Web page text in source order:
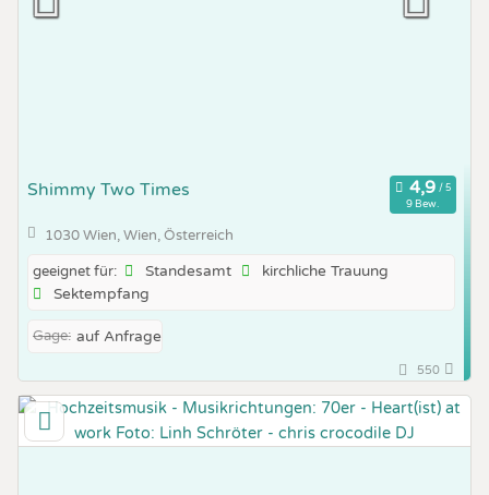
Shimmy Two Times
9 Bew.
1030 Wien, Wien, Österreich
geeignet für: Standesamt
kirchliche Trauung
Sektempfang
Gage: auf Anfrage
550